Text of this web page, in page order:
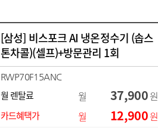
[삼성] 비스포크 AI 냉온정수기 (솝스
톤차콜)(셀프)+방문관리 1회
RWP70F15ANC
월 렌탈료 월 37,900원
카드혜택가 월 12,900원